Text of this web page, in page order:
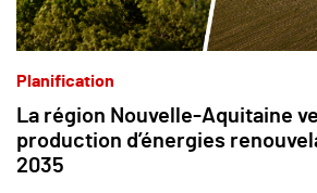
Planification
La région Nouvelle-Aquitaine
production d’énergies
2035